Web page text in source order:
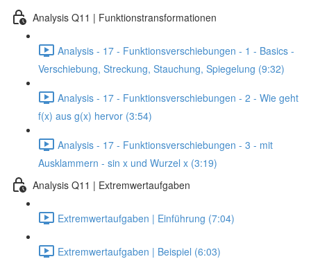
Analysis Q11 | Funktionstransformationen
Analysis - 17 - Funktionsverschiebungen - 1 - Basics -
Verschiebung, Streckung, Stauchung, Spiegelung (9:32)
Analysis - 17 - Funktionsverschiebungen - 2 - Wie geht
f(x) aus g(x) hervor (3:54)
Analysis - 17 - Funktionsverschiebungen - 3 - mit
Ausklammern - sin x und Wurzel x (3:19)
Analysis Q11 | Extremwertaufgaben
Extremwertaufgaben | Einführung (7:04)
Extremwertaufgaben | Beispiel (6:03)